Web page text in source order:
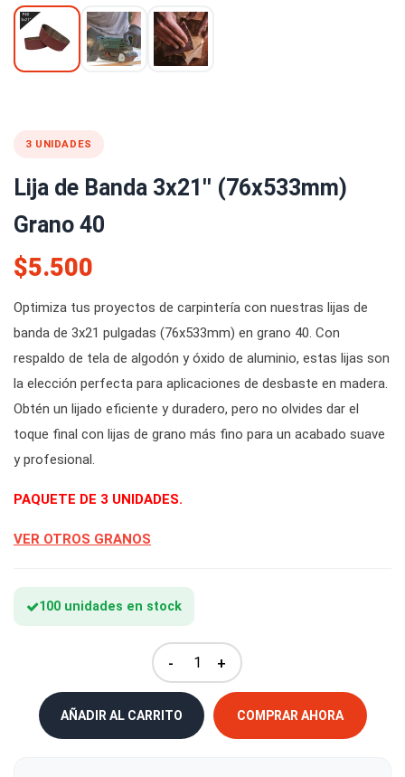
3 UNIDADES
Lija de Banda 3x21'' (76x533mm)
Grano 40
$5.500
Optimiza tus proyectos de carpintería con nuestras lijas de
banda de 3x21 pulgadas (76x533mm) en grano 40. Con
respaldo de tela de algodón y óxido de aluminio, estas lijas son
la elección perfecta para aplicaciones de desbaste en madera.
Obtén un lijado eficiente y duradero, pero no olvides dar el
toque final con lijas de grano más fino para un acabado suave
y profesional.
PAQUETE DE 3 UNIDADES.
VER OTROS GRANOS
100 unidades en stock
- +
AÑADIR AL CARRITO COMPRAR AHORA